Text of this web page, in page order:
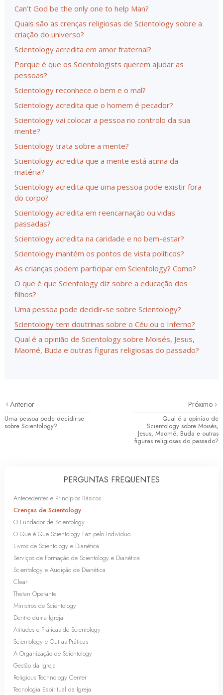
Can’t God be the only one to help Man?
Quais são as crenças religiosas de Scientology sobre a
criação do universo?
Scientology acredita em amor fraternal?
Porque é que os Scientologists querem ajudar as
pessoas?
Scientology reconhece o bem e o mal?
Scientology acredita que o homem é pecador?
Scientology vai colocar a pessoa no controlo da sua
mente?
Scientology trata sobre a mente?
Scientology acredita que a mente está acima da
matéria?
Scientology acredita que uma pessoa pode existir fora
do corpo?
Scientology acredita em reencarnação ou vidas
passadas?
Scientology acredita na caridade e no bem-estar?
Scientology mantém os pontos de vista políticos?
As crianças podem participar em Scientology? Como?
O que é que Scientology diz sobre a educação dos
filhos?
Uma pessoa pode decidir-se sobre Scientology?
Scientology tem doutrinas sobre o Céu ou o Inferno?
Qual é a opinião de Scientology sobre Moisés, Jesus,
Maomé, Buda e outras figuras religiosas do passado?
Anterior
Uma pessoa pode decidir-se
sobre Scientology?
Próximo
Qual é a opinião de
Scientology sobre Moisés,
Jesus, Maomé, Buda e outras
figuras religiosas do passado?
PERGUNTAS FREQUENTES
Antecedentes e Princípios Básicos
Crenças de Scientology
O Fundador de Scientology
O Que é Que Scientology Faz pelo Indivíduo
Livros de Scientology e Dianética
Serviços de Formação de Scientology e Dianética
Scientology e Audição de Dianética
Clear
Thetan Operante
Ministros de Scientology
Dentro duma Igreja
Atitudes e Práticas de Scientology
Scientology e Outras Práticas
A Organização de Scientology
Gestão da Igreja
Religious Technology Center
Tecnologia Espiritual da Igreja